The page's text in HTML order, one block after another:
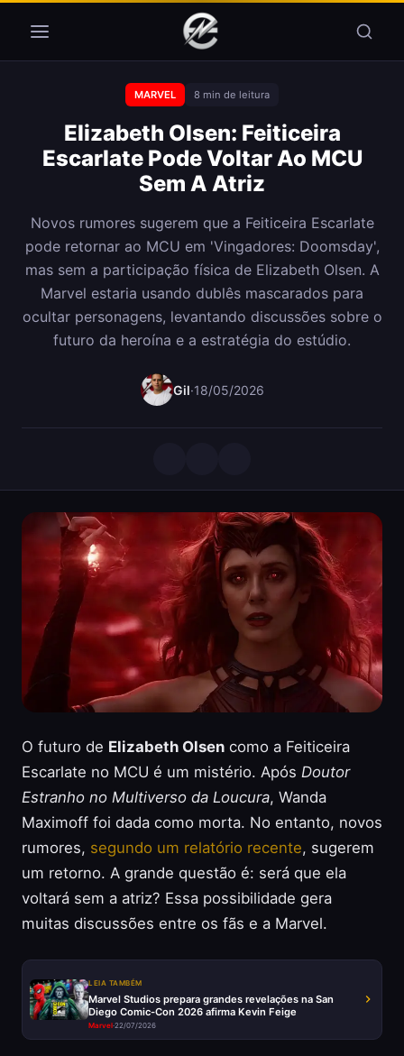
MARVEL 8 min de leitura
Elizabeth Olsen: Feiticeira
Escarlate Pode Voltar Ao MCU
Sem A Atriz
Novos rumores sugerem que a Feiticeira Escarlate
pode retornar ao MCU em 'Vingadores: Doomsday',
mas sem a participação física de Elizabeth Olsen. A
Marvel estaria usando dublês mascarados para
ocultar personagens, levantando discussões sobre o
futuro da heroína e a estratégia do estúdio.
Gil·18/05/2026
O futuro de Elizabeth Olsen como a Feiticeira
Escarlate no MCU é um mistério. Após Doutor
Estranho no Multiverso da Loucura, Wanda
Maximoff foi dada como morta. No entanto, novos
rumores, segundo um relatório recente, sugerem
um retorno. A grande questão é: será que ela
voltará sem a atriz? Essa possibilidade gera
muitas discussões entre os fãs e a Marvel.
LEIA TAMBÉM
Marvel Studios prepara grandes revelações na San
Diego Comic-Con 2026 afirma Kevin Feige
Marvel·22/07/2026